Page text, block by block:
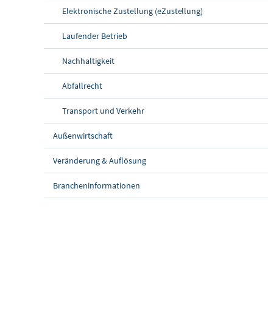
Elektronische Zustellung (eZustellung)
Laufender Betrieb
Nachhaltigkeit
Abfallrecht
Transport und Verkehr
Außenwirtschaft
Veränderung & Auflösung
Brancheninformationen